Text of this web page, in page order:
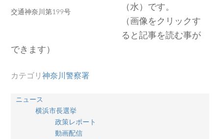
交通神奈川第199号
（水）です。
（画像をクリックす
ると記事を読む事が
できます）
カテゴリ神奈川警察署
ニュース
横浜市長選挙
政策レポート
動画配信